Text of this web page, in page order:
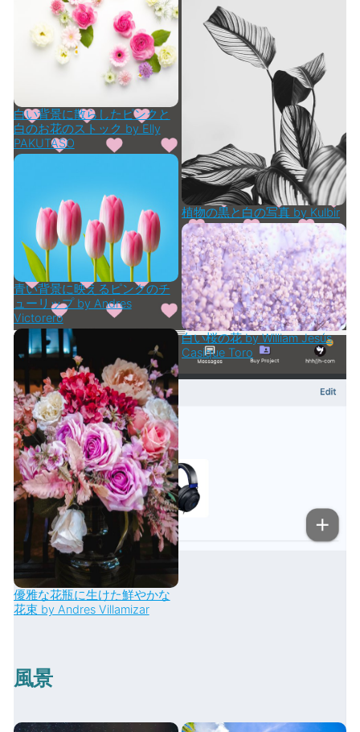
白い背景に散らしたピンクと
白のお花のストック by Elly
PAKUTASO
青い背景に映えるピンクのチ
ューリップ by Andres
Victorero
優雅な花瓶に生けた鮮やかな
花束 by Andres Villamizar
植物の黒と白の写真 by Kulbir
白い桜の花 by William Jesús
Casique Toro
風景